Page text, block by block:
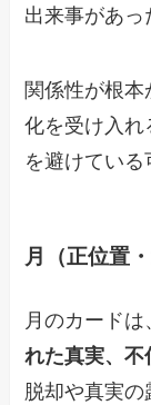
出来事があっ
関係性が根
化を受け入れ
を避けている
月（正位置
月のカード
れた真実、不
脱却や真実の